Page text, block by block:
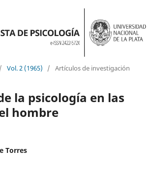
/ Vol. 2 (1965) / Artículos de investigación
la psicología en las
hombre
Torres